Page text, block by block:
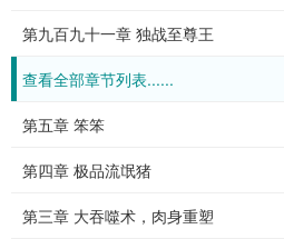
第九百九十一章 独战至尊王
查看全部章节列表......
第五章 笨笨
第四章 极品流氓猪
第三章 大吞噬术，肉身重塑